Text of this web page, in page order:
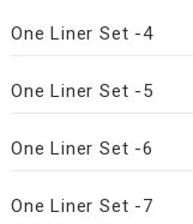
One Liner Set -4
One Liner Set -5
One Liner Set -6
One Liner Set -7